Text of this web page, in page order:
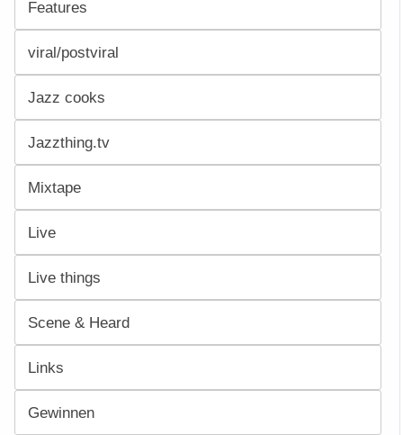
Features
viral/postviral
Jazz cooks
Jazzthing.tv
Mixtape
Live
Live things
Scene & Heard
Links
Gewinnen